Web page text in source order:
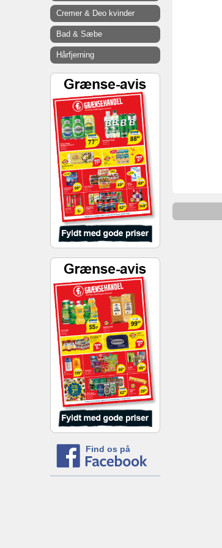
Cremer & Deo kvinder
Bad & Sæbe
Hårfjerning
Find os på